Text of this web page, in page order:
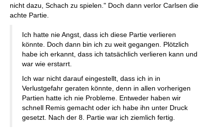
nicht dazu, Schach zu spielen." Doch dann verlor Carlsen die
achte Partie.
Ich hatte nie Angst, dass ich diese Partie verlieren
könnte. Doch dann bin ich zu weit gegangen. Plötzlich
habe ich erkannt, dass ich tatsächlich verlieren kann und
war wie erstarrt.
Ich war nicht darauf eingestellt, dass ich in in
Verlustgefahr geraten könnte, denn in allen vorherigen
Partien hatte ich nie Probleme. Entweder haben wir
schnell Remis gemacht oder ich habe ihn unter Druck
gesetzt. Nach der 8. Partie war ich ziemlich fertig.